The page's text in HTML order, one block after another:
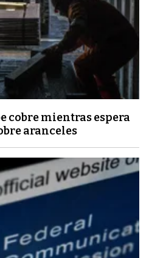
cobre mientras espera
aranceles